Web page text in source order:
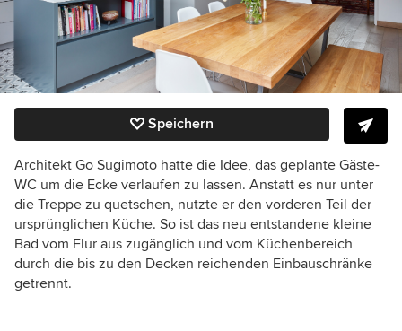
Speichern
Architekt Go Sugimoto hatte die Idee, das geplante Gäste-
WC um die Ecke verlaufen zu lassen. Anstatt es nur unter
die Treppe zu quetschen, nutzte er den vorderen Teil der
ursprünglichen Küche. So ist das neu entstandene kleine
Bad vom Flur aus zugänglich und vom Küchenbereich
durch die bis zu den Decken reichenden Einbauschränke
getrennt.